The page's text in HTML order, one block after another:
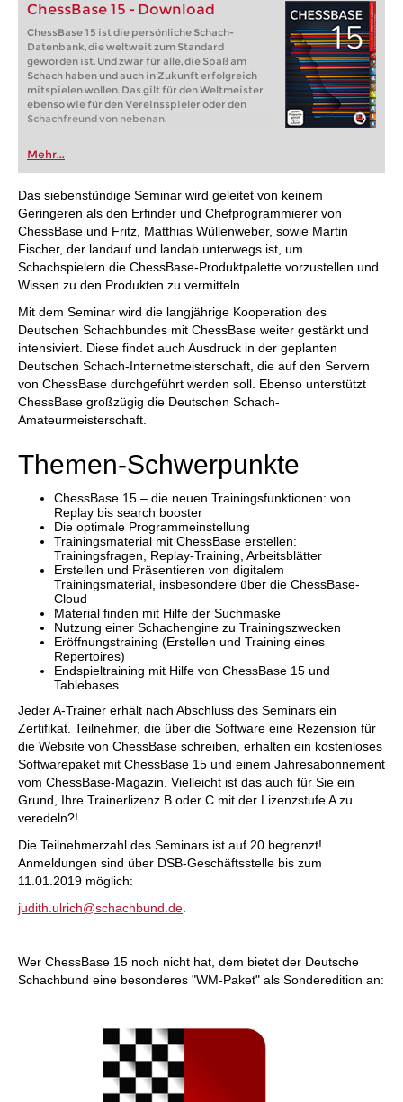
ChessBase 15 - Download
ChessBase 15 ist die persönliche Schach-
Datenbank, die weltweit zum Standard
geworden ist. Und zwar für alle, die Spaß am
Schach haben und auch in Zukunft erfolgreich
mitspielen wollen. Das gilt für den Weltmeister
ebenso wie für den Vereinsspieler oder den
Schachfreund von nebenan.
Mehr...
Das siebenstündige Seminar wird geleitet von keinem
Geringeren als den Erfinder und Chefprogrammierer von
ChessBase und Fritz, Matthias Wüllenweber, sowie Martin
Fischer, der landauf und landab unterwegs ist, um
Schachspielern die ChessBase-Produktpalette vorzustellen und
Wissen zu den Produkten zu vermitteln.
Mit dem Seminar wird die langjährige Kooperation des
Deutschen Schachbundes mit ChessBase weiter gestärkt und
intensiviert. Diese findet auch Ausdruck in der geplanten
Deutschen Schach-Internetmeisterschaft, die auf den Servern
von ChessBase durchgeführt werden soll. Ebenso unterstützt
ChessBase großzügig die Deutschen Schach-
Amateurmeisterschaft.
Themen-Schwerpunkte
ChessBase 15 – die neuen Trainingsfunktionen: von
Replay bis search booster
Die optimale Programmeinstellung
Trainingsmaterial mit ChessBase erstellen:
Trainingsfragen, Replay-Training, Arbeitsblätter
Erstellen und Präsentieren von digitalem
Trainingsmaterial, insbesondere über die ChessBase-
Cloud
Material finden mit Hilfe der Suchmaske
Nutzung einer Schachengine zu Trainingszwecken
Eröffnungstraining (Erstellen und Training eines
Repertoires)
Endspieltraining mit Hilfe von ChessBase 15 und
Tablebases
Jeder A-Trainer erhält nach Abschluss des Seminars ein
Zertifikat. Teilnehmer, die über die Software eine Rezension für
die Website von ChessBase schreiben, erhalten ein kostenloses
Softwarepaket mit ChessBase 15 und einem Jahresabonnement
vom ChessBase-Magazin. Vielleicht ist das auch für Sie ein
Grund, Ihre Trainerlizenz B oder C mit der Lizenzstufe A zu
veredeln?!
Die Teilnehmerzahl des Seminars ist auf 20 begrenzt!
Anmeldungen sind über DSB-Geschäftsstelle bis zum
11.01.2019 möglich:
judith.ulrich@schachbund.de
Wer ChessBase 15 noch nicht hat, dem bietet der Deutsche
Schachbund eine besonderes "WM-Paket" als Sonderedition an: